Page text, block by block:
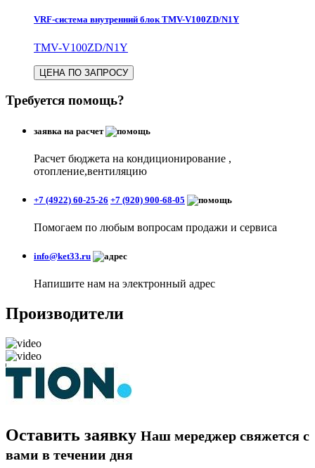
VRF-система внутренний блок TMV-V100ZD/N1Y
TMV-V100ZD/N1Y
ЦЕНА ПО ЗАПРОСУ
Требуется помощь?
заявка на расчет
Расчет бюджета на кондиционирование ,
отопление,вентиляцию
+7 (4922) 60-25-26 +7 (920) 900-68-05
Помогаем по любым вопросам продажи и сервиса
info@ket33.ru
Напишите нам на электронный адрес
Производители
Оставить заявку Наш мереджер свяжется с
вами в течении дня